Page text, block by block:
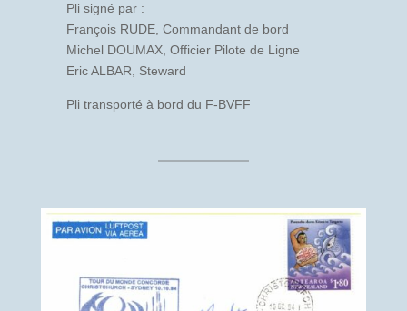
Pli signé par :
François RUDE, Commandant de bord
Michel DOUMAX, Officier Pilote de Ligne
Eric ALBAR, Steward
Pli transporté à bord du F-BVFF